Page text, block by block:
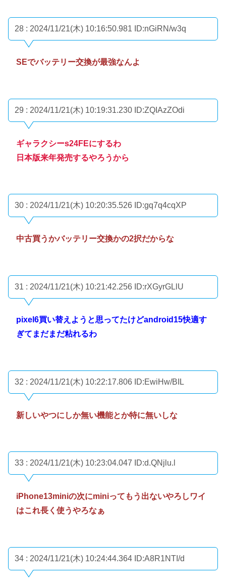
28 : 2024/11/21(木) 10:16:50.981 ID:nGiRN/w3q
SEでバッテリー交換が最強なんよ
29 : 2024/11/21(木) 10:19:31.230 ID:ZQIAzZOdi
ギャラクシーs24FEにするわ
日本版来年発売するやろうから
30 : 2024/11/21(木) 10:20:35.526 ID:gq7q4cqXP
中古買うかバッテリー交換かの2択だからな
31 : 2024/11/21(木) 10:21:42.256 ID:rXGyrGLlU
pixel6買い替えようと思ってたけどandroid15快適す
ぎてまだまだ粘れるわ
32 : 2024/11/21(木) 10:22:17.806 ID:EwiHw/BIL
新しいやつにしか無い機能とか特に無いしな
33 : 2024/11/21(木) 10:23:04.047 ID:d.QNjlu.l
iPhone13miniの次にminiってもう出ないやろしワイ
はこれ長く使うやろなぁ
34 : 2024/11/21(木) 10:24:44.364 ID:A8R1NTI/d